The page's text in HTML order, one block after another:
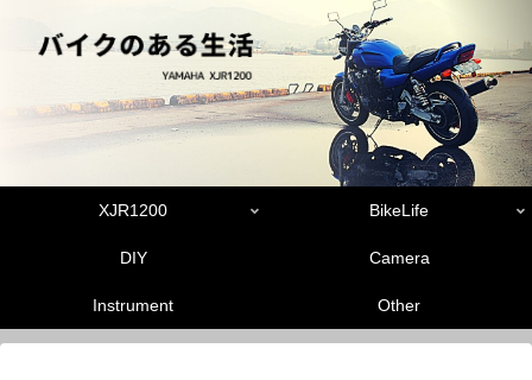
XJR1200 BikeLife
DIY Camera
Instrument Other